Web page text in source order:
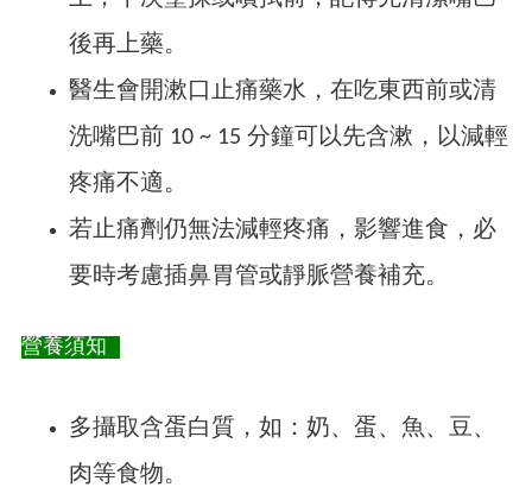
後再上藥。
醫生會開漱口止痛藥水，在吃東西前或清
洗嘴巴前 10 ~ 15 分鐘可以先含漱，以減輕
疼痛不適。
若止痛劑仍無法減輕疼痛，影響進食，必
要時考慮插鼻胃管或靜脈營養補充。
營養須知
多攝取含蛋白質，如：奶、蛋、魚、豆、
肉等食物。